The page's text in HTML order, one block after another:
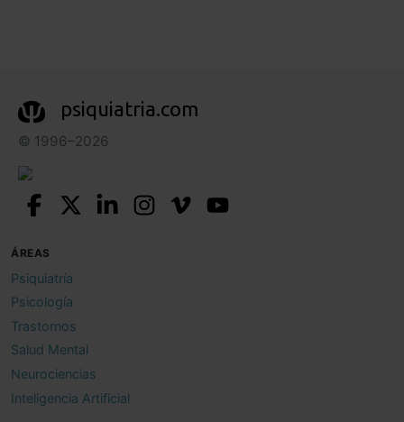
psiquiatria.com
© 1996–2026
ÁREAS
Psiquiatría
Psicología
Trastornos
Salud Mental
Neurociencias
Inteligencia Artificial